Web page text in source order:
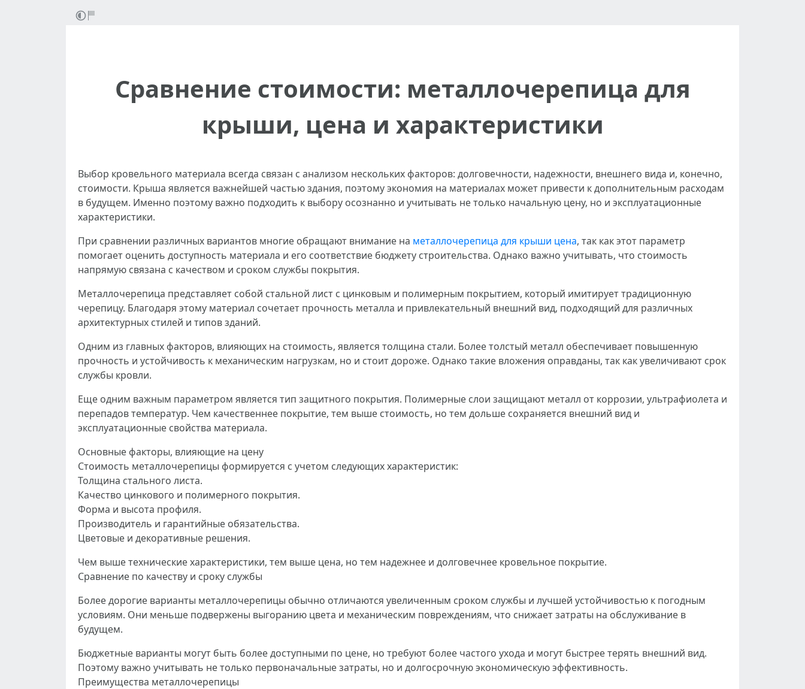
Сравнение стоимости: металлочерепица для
крыши, цена и характеристики
Выбор кровельного материала всегда связан с анализом нескольких факторов: долговечности, надежности, внешнего вида и, конечно,
стоимости. Крыша является важнейшей частью здания, поэтому экономия на материалах может привести к дополнительным расходам
в будущем. Именно поэтому важно подходить к выбору осознанно и учитывать не только начальную цену, но и эксплуатационные
характеристики.
При сравнении различных вариантов многие обращают внимание на металлочерепица для крыши цена, так как этот параметр
помогает оценить доступность материала и его соответствие бюджету строительства. Однако важно учитывать, что стоимость
напрямую связана с качеством и сроком службы покрытия.
Металлочерепица представляет собой стальной лист с цинковым и полимерным покрытием, который имитирует традиционную
черепицу. Благодаря этому материал сочетает прочность металла и привлекательный внешний вид, подходящий для различных
архитектурных стилей и типов зданий.
Одним из главных факторов, влияющих на стоимость, является толщина стали. Более толстый металл обеспечивает повышенную
прочность и устойчивость к механическим нагрузкам, но и стоит дороже. Однако такие вложения оправданы, так как увеличивают срок
службы кровли.
Еще одним важным параметром является тип защитного покрытия. Полимерные слои защищают металл от коррозии, ультрафиолета и
перепадов температур. Чем качественнее покрытие, тем выше стоимость, но тем дольше сохраняется внешний вид и
эксплуатационные свойства материала.
Основные факторы, влияющие на цену
Стоимость металлочерепицы формируется с учетом следующих характеристик:
Толщина стального листа.
Качество цинкового и полимерного покрытия.
Форма и высота профиля.
Производитель и гарантийные обязательства.
Цветовые и декоративные решения.
Чем выше технические характеристики, тем выше цена, но тем надежнее и долговечнее кровельное покрытие.
Сравнение по качеству и сроку службы
Более дорогие варианты металлочерепицы обычно отличаются увеличенным сроком службы и лучшей устойчивостью к погодным
условиям. Они меньше подвержены выгоранию цвета и механическим повреждениям, что снижает затраты на обслуживание в
будущем.
Бюджетные варианты могут быть более доступными по цене, но требуют более частого ухода и могут быстрее терять внешний вид.
Поэтому важно учитывать не только первоначальные затраты, но и долгосрочную экономическую эффективность.
Преимущества металлочерепицы